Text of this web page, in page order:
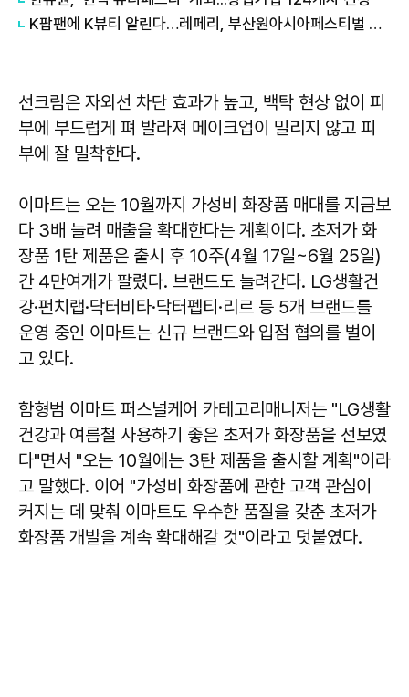
K팝팬에 K뷰티 알린다…레페리, 부산원아시아페스티벌 참여
선크림은 자외선 차단 효과가 높고, 백탁 현상 없이 피
부에 부드럽게 펴 발라져 메이크업이 밀리지 않고 피
부에 잘 밀착한다.
이마트는 오는 10월까지 가성비 화장품 매대를 지금보
다 3배 늘려 매출을 확대한다는 계획이다. 초저가 화
장품 1탄 제품은 출시 후 10주(4월 17일~6월 25일)
간 4만여개가 팔렸다. 브랜드도 늘려간다. LG생활건
강·펀치랩·닥터비타·닥터펩티·리르 등 5개 브랜드를
운영 중인 이마트는 신규 브랜드와 입점 협의를 벌이
고 있다.
함형범 이마트 퍼스널케어 카테고리매니저는 "LG생활
건강과 여름철 사용하기 좋은 초저가 화장품을 선보였
다"면서 "오는 10월에는 3탄 제품을 출시할 계획"이라
고 말했다. 이어 "가성비 화장품에 관한 고객 관심이
커지는 데 맞춰 이마트도 우수한 품질을 갖춘 초저가
화장품 개발을 계속 확대해갈 것"이라고 덧붙였다.